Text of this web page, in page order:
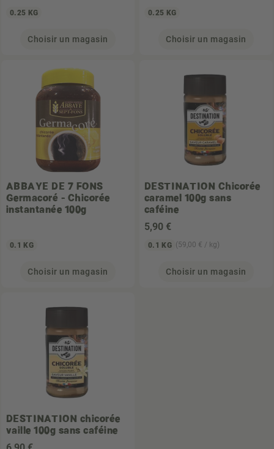
0.25 KG
Choisir un magasin
0.25 KG
Choisir un magasin
ABBAYE DE 7 FONS
Germacoré - Chicorée
instantanée 100g
0.1 KG
Choisir un magasin
DESTINATION Chicorée
caramel 100g sans
caféine
5,90 €
0.1 KG (59,00 € / kg)
Choisir un magasin
DESTINATION chicorée
vaille 100g sans caféine